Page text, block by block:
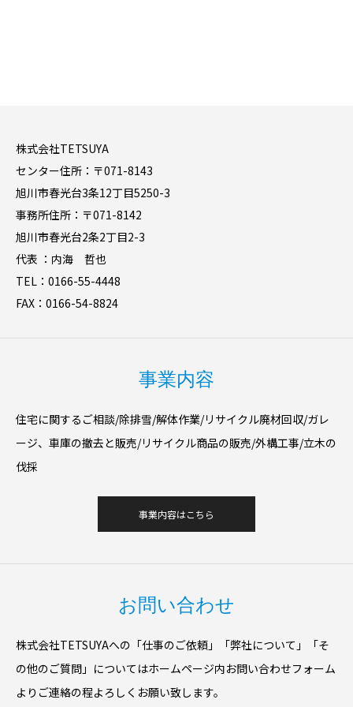
株式会社TETSUYA
センター住所：〒071-8143
旭川市春光台3条12丁目5250-3
事務所住所：〒071-8142
旭川市春光台2条2丁目2-3
代表 ：内海 哲也
TEL：0166-55-4448
FAX：0166-54-8824
事業内容
住宅に関するご相談/除排雪/解体作業/リサイクル廃材回収/ガレ
ージ、車庫の撤去と販売/リサイクル商品の販売​/外構工事/立木の
伐採
事業内容はこちら
お問い合わせ
株式会社TETSUYAへの​「仕事のご依頼」「弊社について」「そ
の他のご質問」についてはホームページ内お問い合わせフォーム
よりご連絡の程よろしくお願い致します。